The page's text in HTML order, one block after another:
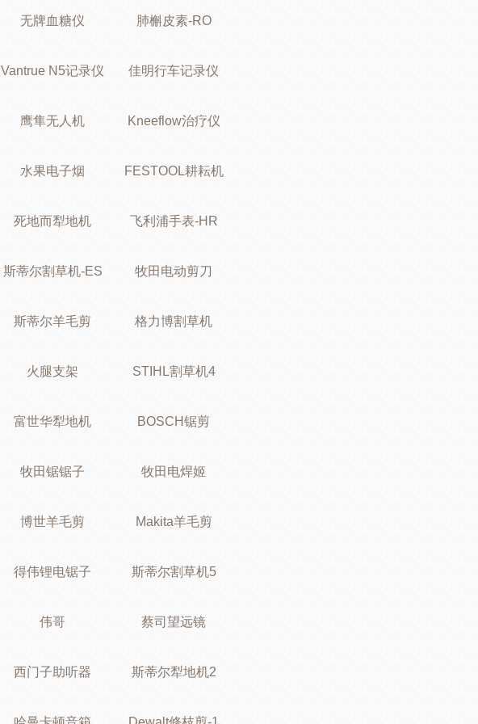
无牌血糖仪 肺槲皮素-RO
Vantrue N5记录仪 佳明行车记录仪
鹰隼无人机 Kneeflow治疗仪
水果电子烟 FESTOOL耕耘机
死地而犁地机 飞利浦手表-HR
斯蒂尔割草机-ES 牧田电动剪刀
斯蒂尔羊毛剪 格力博割草机
火腿支架 STIHL割草机4
富世华犁地机 BOSCH锯剪
牧田锯锯子 牧田电焊姬
博世羊毛剪 Makita羊毛剪
得伟锂电锯子 斯蒂尔割草机5
伟哥 蔡司望远镜
西门子助听器 斯蒂尔犁地机2